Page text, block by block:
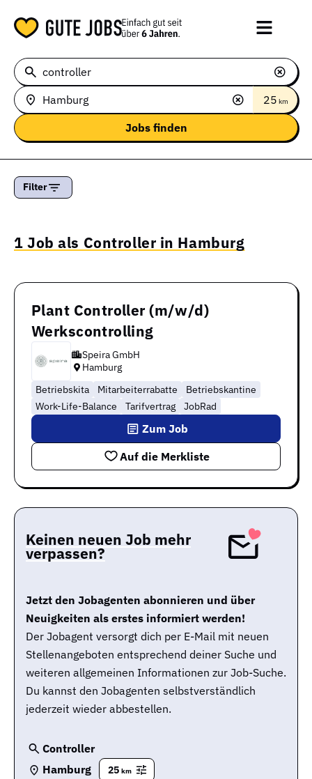
25 km
Filter
1 Job als Controller in Hamburg
Plant Controller (m/w/d)
Werkscontrolling
Speira GmbH
Hamburg
Betriebskita
Mitarbeiterrabatte
Betriebskantine
Work-Life-Balance
Tarifvertrag JobRad
Auf die Merkliste
Zum Job
Keinen neuen Job mehr
verpassen?
Jetzt den Jobagenten abonnieren und über
Neuigkeiten als erstes informiert werden!
Der Jobagent versorgt dich per E-Mail mit neuen
Stellenangeboten entsprechend deiner Suche und
weiteren allgemeinen Informationen zur Job-Suche.
Du kannst den Jobagenten selbstverständlich
jederzeit wieder abbestellen.
Controller
Hamburg
25 km